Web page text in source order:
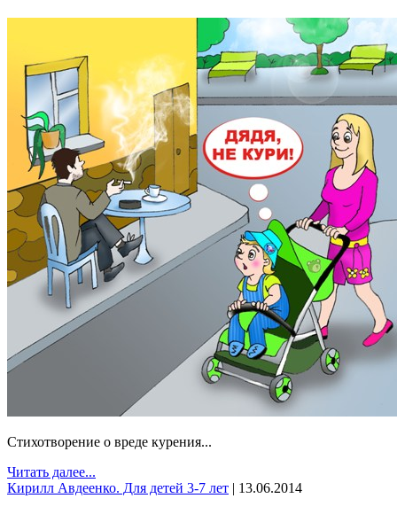
Стихотворение о вреде курения...
Читать далее...
Кирилл Авдеенко. Для детей 3-7 лет | 13.06.2014